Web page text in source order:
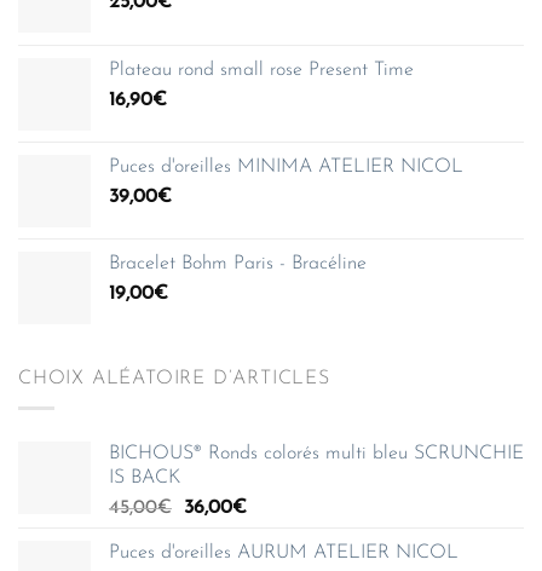
Plateau rond small rose Present Time
16,90€
Puces d'oreilles MINIMA ATELIER NICOL
39,00€
Bracelet Bohm Paris - Bracéline
19,00€
CHOIX ALÉATOIRE D’ARTICLES
BICHOUS® Ronds colorés multi bleu SCRUNCHIE
IS BACK
45,00€
Le
initial
36,00€Le
actuel
Puces d'oreilles AURUM ATELIER NICOL